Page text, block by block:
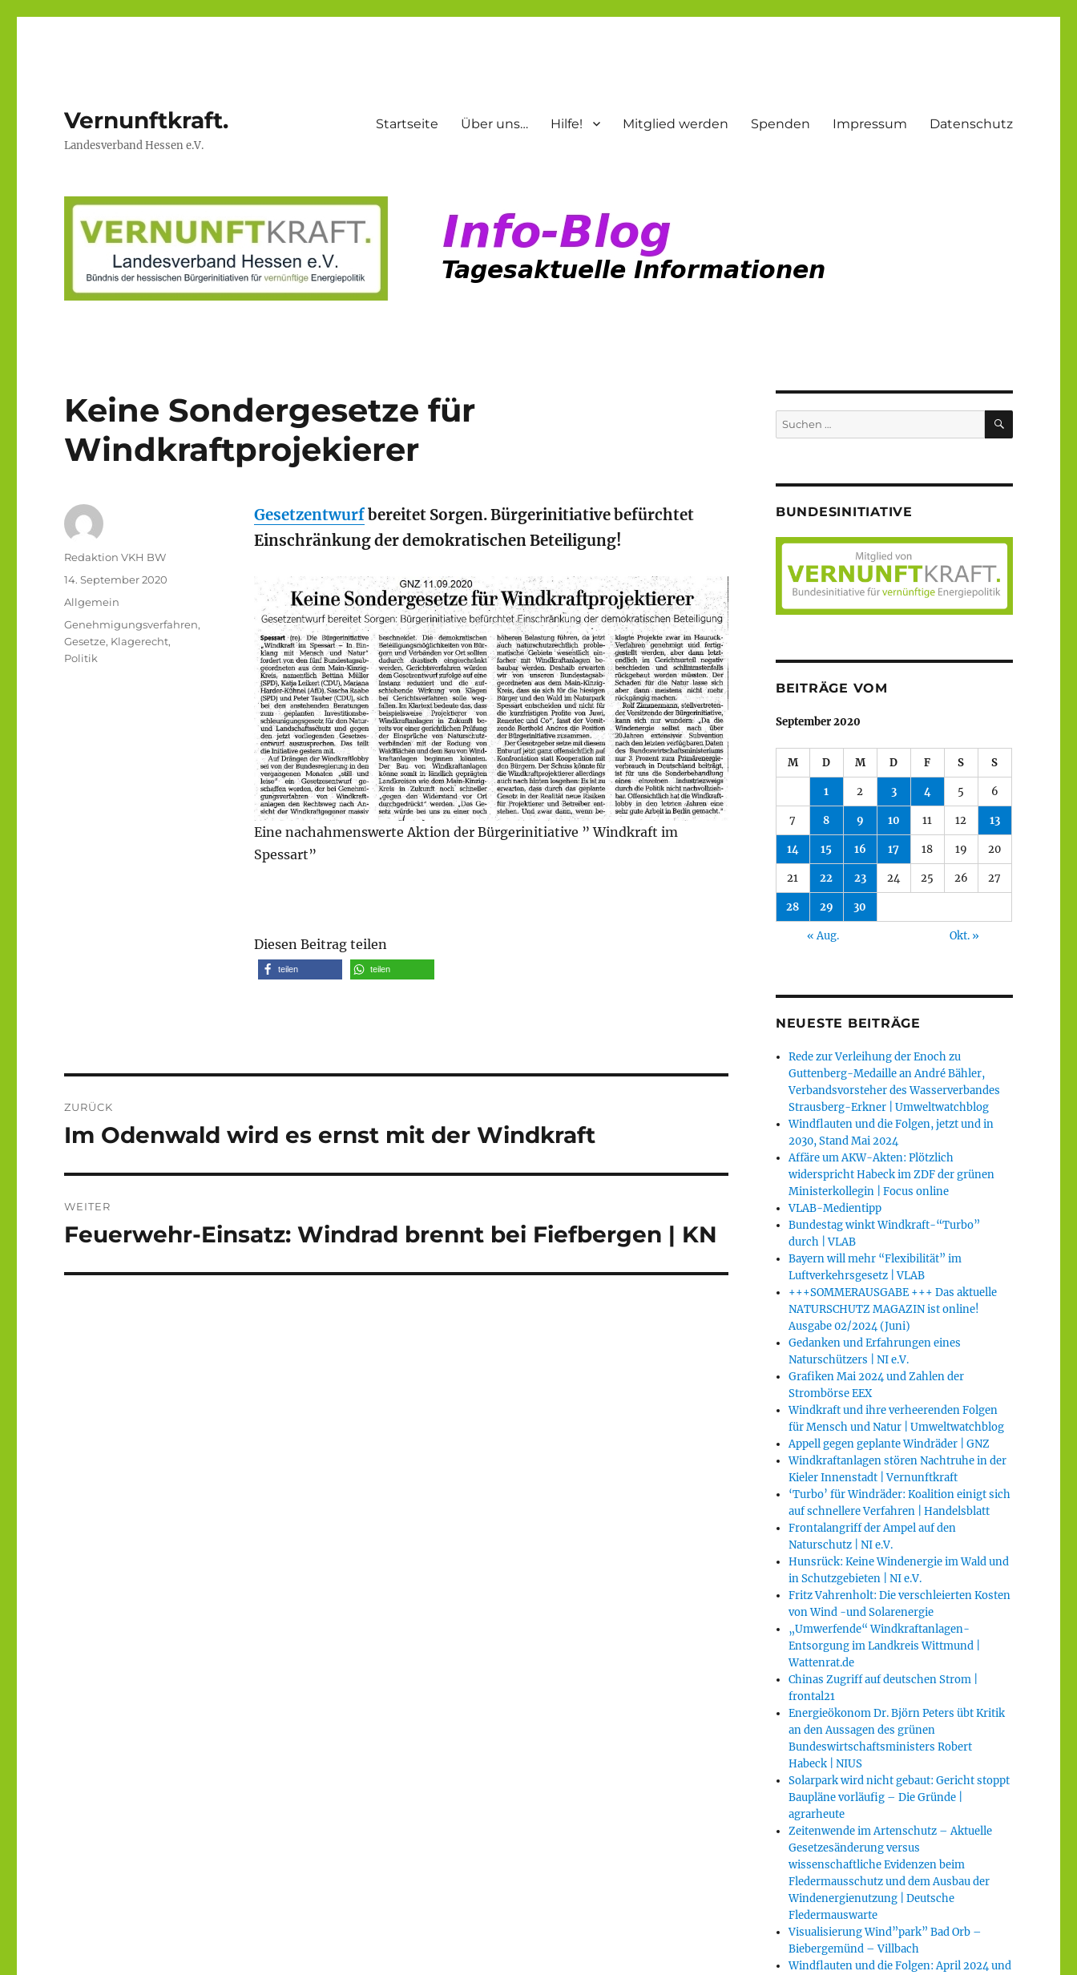
Vernunftkraft.
Landesverband Hessen e.V.
Startseite Über uns… Hilfe! Mitglied werden Spenden Impressum Datenschutz
Keine Sondergesetze für
Windkraftprojekierer
Gesetzentwurfbereitet Sorgen. Bürgerinitiative befürchtet
Einschränkung der demokratischen Beteiligung!
Eine nachahmenswerte Aktion der Bürgerinitiative ” Windkraft im
Spessart”
Diesen Beitrag teilen
teilen teilen
Autor
Redaktion VKH BW
Veröffentlicht
am
14. September 2020
Kategorien
Allgemein
Schlagwörter
Genehmigungsverfahren,
Gesetze, Klagerecht,
Politik
ZURÜCK
Vorheriger
Im Odenwald wird es ernst mit der Windkraft
WEITER
Nächster
Feuerwehr-Einsatz: Windrad brennt bei Fiefbergen | KN
Suche
nach:
SUCHEN
BUNDESINITIATIVE
BEITRÄGE VOM
September 2020
M D M D F S S
1 2 3 4 5 6
7 8 9 10 11 12 13
14 15 16 17 18 19 20
21 22 23 24 25 26 27
28 29 30
« Aug. Okt. »
NEUESTE BEITRÄGE
Rede zur Verleihung der Enoch zu
Guttenberg-Medaille an André Bähler,
Verbandsvorsteher des Wasserverbandes
Strausberg-Erkner | Umweltwatchblog
Windflauten und die Folgen, jetzt und in
2030, Stand Mai 2024
Affäre um AKW-Akten: Plötzlich
widerspricht Habeck im ZDF der grünen
Ministerkollegin | Focus online
VLAB-Medientipp
Bundestag winkt Windkraft-“Turbo”
durch | VLAB
Bayern will mehr “Flexibilität” im
Luftverkehrsgesetz | VLAB
+++SOMMERAUSGABE +++ Das aktuelle
NATURSCHUTZ MAGAZIN ist online!
Ausgabe 02/2024 (Juni)
Gedanken und Erfahrungen eines
Naturschützers | NI e.V.
Grafiken Mai 2024 und Zahlen der
Strombörse EEX
Windkraft und ihre verheerenden Folgen
für Mensch und Natur | Umweltwatchblog
Appell gegen geplante Windräder | GNZ
Windkraftanlagen stören Nachtruhe in der
Kieler Innenstadt | Vernunftkraft
‘Turbo’ für Windräder: Koalition einigt sich
auf schnellere Verfahren | Handelsblatt
Frontalangriff der Ampel auf den
Naturschutz | NI e.V.
Hunsrück: Keine Windenergie im Wald und
in Schutzgebieten | NI e.V.
Fritz Vahrenholt: Die verschleierten Kosten
von Wind -und Solarenergie
„Umwerfende“ Windkraftanlagen-
Entsorgung im Landkreis Wittmund |
Wattenrat.de
Chinas Zugriff auf deutschen Strom |
frontal21
Energieökonom Dr. Björn Peters übt Kritik
an den Aussagen des grünen
Bundeswirtschaftsministers Robert
Habeck | NIUS
Solarpark wird nicht gebaut: Gericht stoppt
Baupläne vorläufig – Die Gründe |
agrarheute
Zeitenwende im Artenschutz – Aktuelle
Gesetzesänderung versus
wissenschaftliche Evidenzen beim
Fledermausschutz und dem Ausbau der
Windenergienutzung | Deutsche
Fledermauswarte
Visualisierung Wind”park” Bad Orb –
Biebergemünd – Villbach
Windflauten und die Folgen: April 2024 und